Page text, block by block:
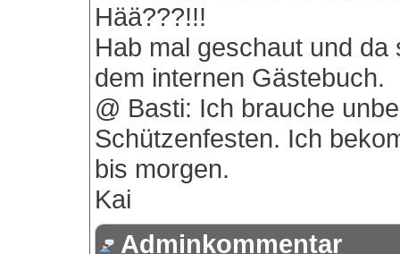
Hää???!!!
Hab mal geschaut und
dem internen Gästebuch.
@ Basti: Ich brauche
Schützenfesten. Ich
bis morgen.
Kai
Adminkommentar